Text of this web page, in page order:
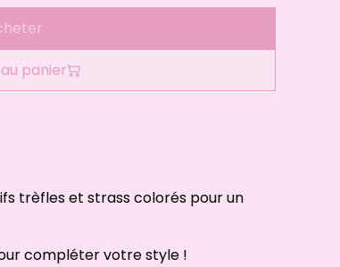
panier
trèfles et strass colorés pour un
compléter votre style !